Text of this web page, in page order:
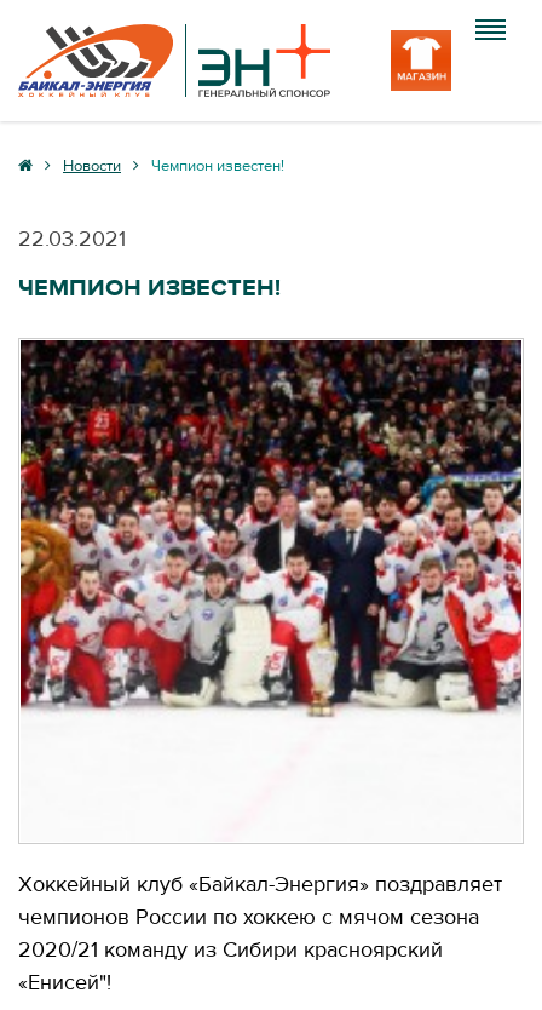
Клуб
Вход
Новости Чемпион известен!
22.03.2021
ЧЕМПИОН ИЗВЕСТЕН!
Хоккейный клуб «Байкал-Энергия» поздравляет
чемпионов России по хоккею с мячом сезона
2020/21 команду из Сибири красноярский
«Енисей"!